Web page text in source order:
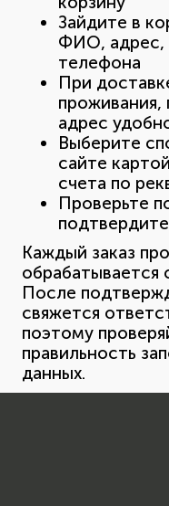
Зайдите в
ФИО, адрес,
телефона
При
адрес
Выберите
сайте
счета по
Проверьте
подтвердите
Каждый заказ
обрабатывается
После
свяжется
поэтому
правильность
данных.